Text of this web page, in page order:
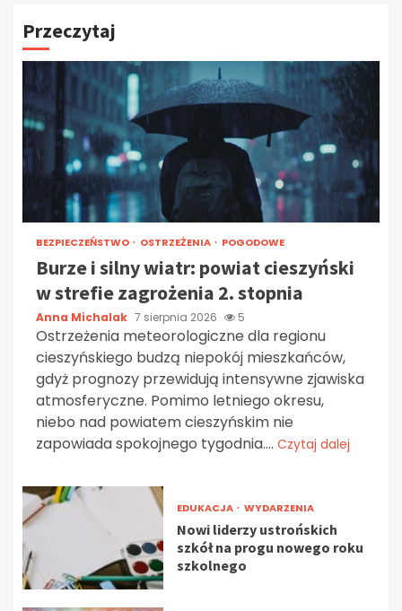
Przeczytaj
BEZPIECZEŃSTWO OSTRZEŻENIA POGODOWE
Burze i silny wiatr: powiat cieszyński
w strefie zagrożenia 2. stopnia
Anna Michalak 7 sierpnia 2026 5
Ostrzeżenia meteorologiczne dla regionu
cieszyńskiego budzą niepokój mieszkańców,
gdyż prognozy przewidują intensywne zjawiska
atmosferyczne. Pomimo letniego okresu,
niebo nad powiatem cieszyńskim nie
zapowiada spokojnego tygodnia.... Czytaj dalej
EDUKACJA WYDARZENIA
Nowi liderzy ustrońskich
szkół na progu nowego roku
szkolnego